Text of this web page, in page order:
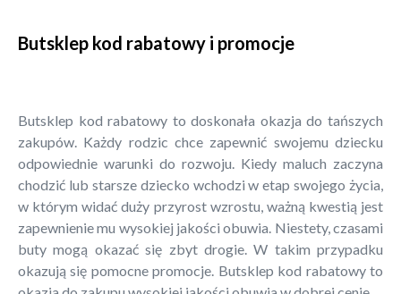
Butsklep kod rabatowy i promocje
Butsklep kod rabatowy to doskonała okazja do tańszych
zakupów. Każdy rodzic chce zapewnić swojemu dziecku
odpowiednie warunki do rozwoju. Kiedy maluch zaczyna
chodzić lub starsze dziecko wchodzi w etap swojego życia,
w którym widać duży przyrost wzrostu, ważną kwestią jest
zapewnienie mu wysokiej jakości obuwia. Niestety, czasami
buty mogą okazać się zbyt drogie. W takim przypadku
okazują się pomocne promocje. Butsklep kod rabatowy to